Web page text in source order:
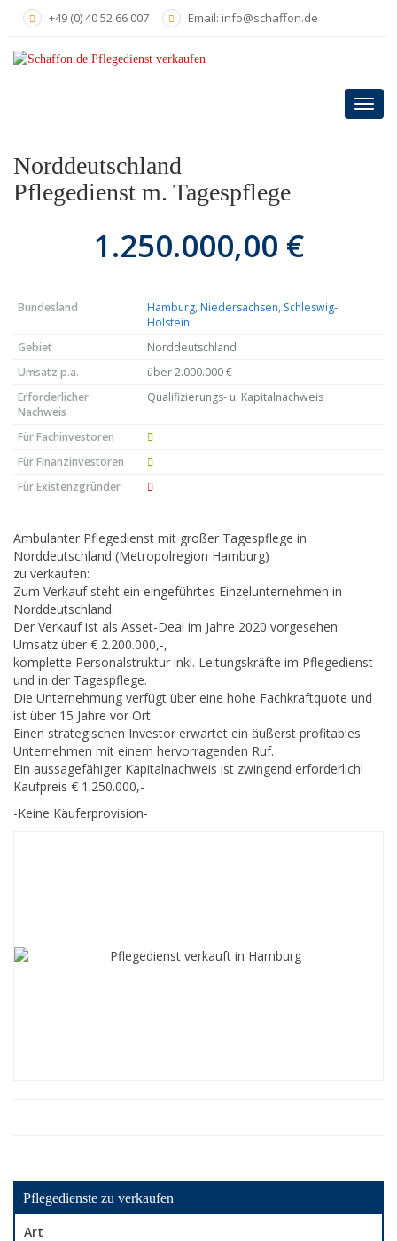
content
+49 (0) 40 52 66 007 Email: info@schaffon.de
Norddeutschland
Pflegedienst m. Tagespflege
1.250.000,00 €
Bundesland Hamburg, Niedersachsen, Schleswig-
Holstein
Gebiet
Norddeutschland
Umsatz p.a.
über 2.000.000 €
Erforderlicher
Nachweis
Qualifizierungs- u. Kapitalnachweis
Für Fachinvestoren
Für Finanzinvestoren
Für Existenzgründer
Ambulanter Pflegedienst mit großer Tagespflege in
Norddeutschland (Metropolregion Hamburg)
zu verkaufen:
Zum Verkauf steht ein eingeführtes Einzelunternehmen in
Norddeutschland.
Der Verkauf ist als Asset-Deal im Jahre 2020 vorgesehen.
Umsatz über € 2.200.000,-,
komplette Personalstruktur inkl. Leitungskräfte im Pflegedienst
und in der Tagespflege.
Die Unternehmung verfügt über eine hohe Fachkraftquote und
ist über 15 Jahre vor Ort.
Einen strategischen Investor erwartet ein äußerst profitables
Unternehmen mit einem hervorragenden Ruf.
Ein aussagefähiger Kapitalnachweis ist zwingend erforderlich!
Kaufpreis € 1.250.000,-
-Keine Käuferprovision-
Pflegedienste zu verkaufen
Art